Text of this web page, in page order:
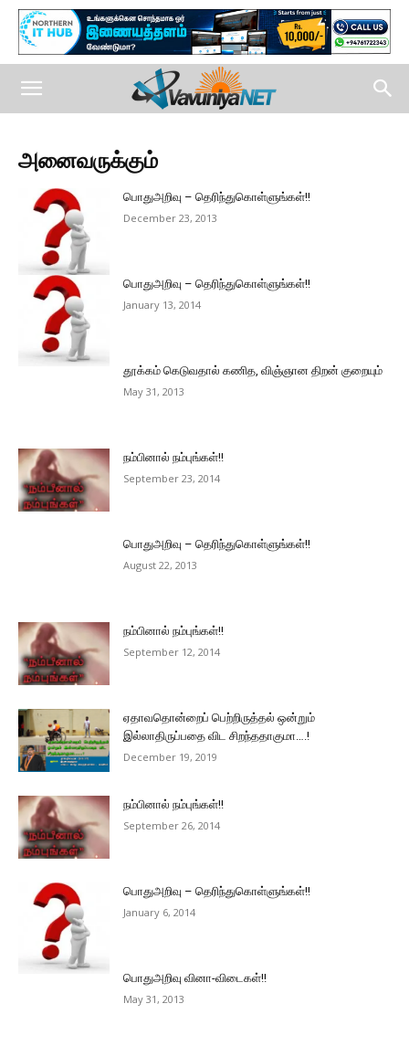
அனைவருக்கும்
பொதுஅறிவு – தெரிந்துகொள்ளுங்கள்!!
December 23, 2013
பொதுஅறிவு – தெரிந்துகொள்ளுங்கள்!!
January 13, 2014
தூக்கம் கெடுவதால் கணித, விஞ்ஞான திறன் குறையும்
May 31, 2013
நம்பினால் நம்புங்கள்!!
September 23, 2014
பொதுஅறிவு – தெரிந்துகொள்ளுங்கள்!!
August 22, 2013
நம்பினால் நம்புங்கள்!!
September 12, 2014
ஏதாவதொன்றைப் பெற்றிருத்தல் ஒன்றும்
இல்லாதிருப்பதை விட சிறந்ததாகுமா….!
December 19, 2019
நம்பினால் நம்புங்கள்!!
September 26, 2014
பொதுஅறிவு – தெரிந்துகொள்ளுங்கள்!!
January 6, 2014
பொதுஅறிவு வினா-விடைகள்!!
May 31, 2013